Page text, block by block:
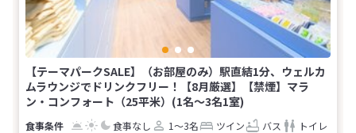
【テーマパークSALE】（お部屋のみ）駅直結1分、ウェルカ
ムラウンジでドリンクフリー！【8月厳選】【禁煙】マラ
ン・コンフォート（25平米）(1名～3名1室)
食事なし 1～3名 ツイン バス
トイレ